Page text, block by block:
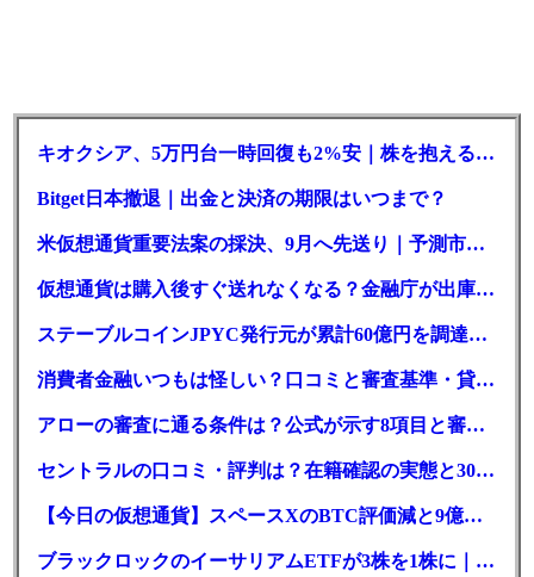
キオクシア、5万円台一時回復も2%安｜株を抱える東芝は純利益30倍
Bitget日本撤退｜出金と決済の期限はいつまで？
米仮想通貨重要法案の採決、9月へ先送り｜予測市場の成立確率は14%に
仮想通貨は購入後すぐ送れなくなる？金融庁が出庫制限を要請
ステーブルコインJPYC発行元が累計60億円を調達、物流大手も出資参画
消費者金融いつもは怪しい？口コミと審査基準・貸付条件を調査
アローの審査に通る条件は？公式が示す8項目と審査時間
セントラルの口コミ・評判は？在籍確認の実態と30日金利0円の落とし穴
【今日の仮想通貨】スペースXのBTC評価減と9億株の解禁。208億円相当のBTCが盗難
ブラックロックのイーサリアムETFが3株を1株に｜年初来37%安